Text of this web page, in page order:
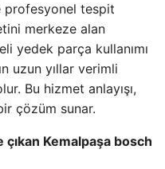
profesyonel tespit
merkeze alan
yedek parça kullanımı
uzun yıllar verimli
Bu hizmet anlayışı,
çözüm sunar.
Kemalpaşa bosch